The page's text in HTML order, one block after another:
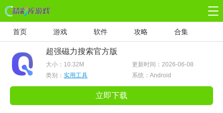
首页 游戏 软件 攻略 合集
超强磁力搜索官方版
大小： 10.32M
更新时间：2026-06-08
类别： 实用工具 系统：Android
立即下载